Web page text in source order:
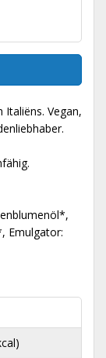
Vegan,
Emulgator: